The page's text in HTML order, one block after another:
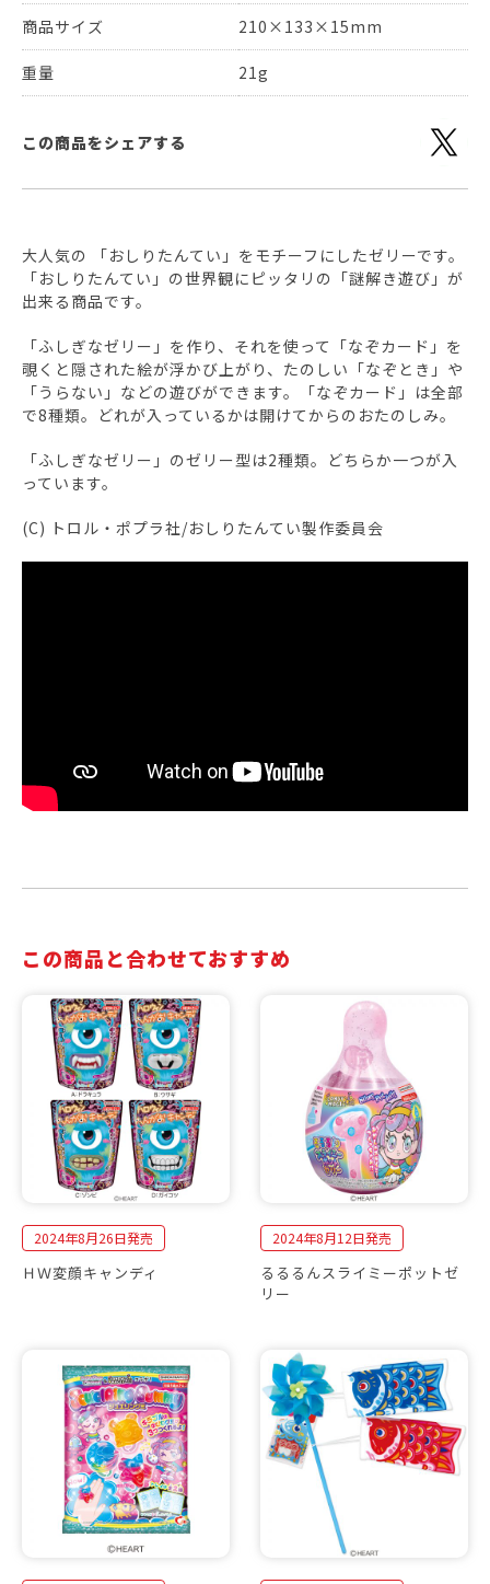
商品サイズ 210×133×15mm
重量 21g
この商品をシェアする
大人気の 「おしりたんてい」をモチーフにしたゼリーです。
「おしりたんてい」の世界観にピッタリの「謎解き遊び」が
出来る商品です。
「ふしぎなゼリー」を作り、それを使って「なぞカード」を
覗くと隠された絵が浮かび上がり、たのしい「なぞとき」や
「うらない」などの遊びができます。「なぞカード」は全部
で8種類。どれが入っているかは開けてからのおたのしみ。
「ふしぎなゼリー」のゼリー型は2種類。どちらか一つが入
っています。
(C) トロル・ポプラ社/おしりたんてい製作委員会
この商品と合わせておすすめ
2024年8月26日発売
ＨＷ変顔キャンディ
2024年8月12日発売
るるるんスライミーポットゼ
リー